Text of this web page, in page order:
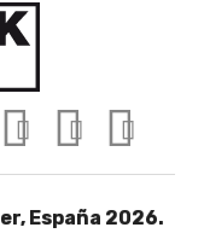
España 2026.